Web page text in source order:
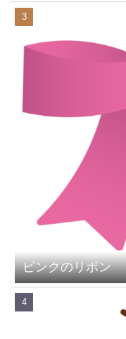
ピンクのリボン